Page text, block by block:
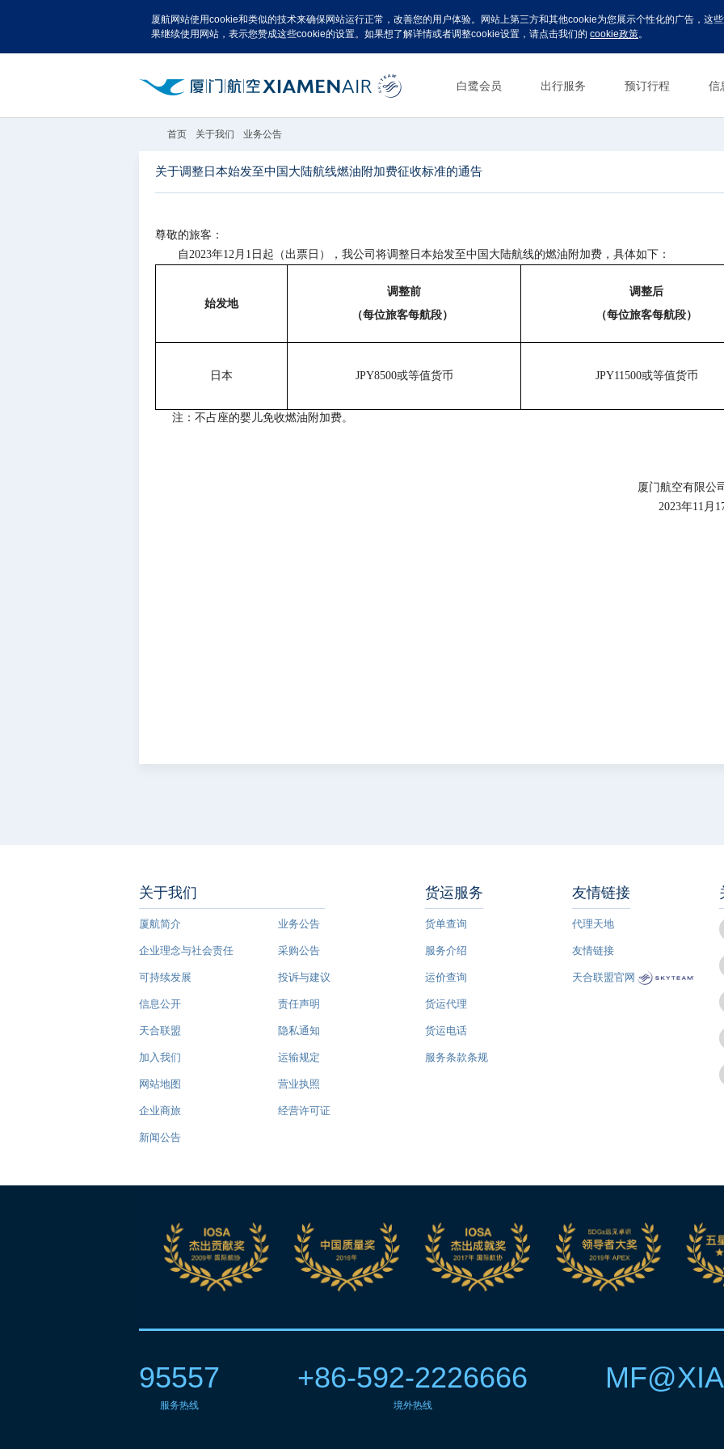
厦航网站使用cookie和类似的技术来确保网站运行正常，改善您的用户体验。网站上第三方和其他cookie为您展示个性化的广告，这
果继续使用网站，表示您赞成这些cookie的设置。如果想了解详情或者调整cookie设置，请点击我们的 cookie政策。
白鹭会员 出行服务 预订行程 信
首页 关于我们 业务公告
关于调整日本始发至中国大陆航线燃油附加费征收标准的通告
尊敬的旅客：
自2023年12月 1日起（出票日 ），我公司将调整 日本始发至中国大陆航线的燃油附加费 ，具体如下：
始发地
调整前
（每位旅客每航段）
调整后
（每位旅客每航段）
日本 JPY8500或等值货币 JPY11500或等值货币
注：不占座的婴儿免收燃油附加费。
厦门航空有限
2023年11月
关于我们
厦航简介
企业理念与社会责任
可持续发展
信息公开
天合联盟
加入我们
网站地图
企业商旅
新闻公告
业务公告
采购公告
投诉与建议
责任声明
隐私通知
运输规定
营业执照
经营许可证
货运服务
货单查询
服务介绍
运价查询
货运代理
货运电话
服务条款条规
友情链接
代理天地
友情链接
天合联盟官网
95557
服务热线
+86-592-2226666
境外热线